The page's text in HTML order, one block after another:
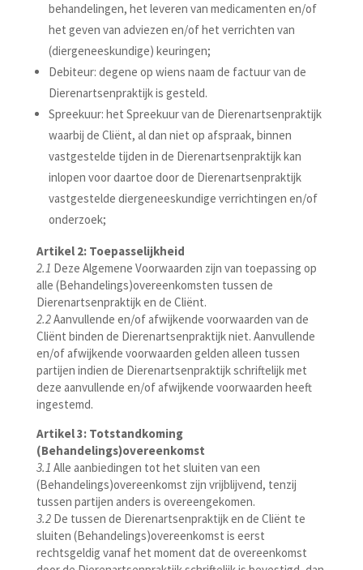
behandelingen, het leveren van medicamenten en/of
het geven van adviezen en/of het verrichten van
(diergeneeskundige) keuringen;
Debiteur: degene op wiens naam de factuur van de
Dierenartsenpraktijk is gesteld.
Spreekuur: het Spreekuur van de Dierenartsenpraktijk
waarbij de Cliënt, al dan niet op afspraak, binnen
vastgestelde tijden in de Dierenartsenpraktijk kan
inlopen voor daartoe door de Dierenartsenpraktijk
vastgestelde diergeneeskundige verrichtingen en/of
onderzoek;
Artikel 2: Toepasselijkheid
2.1 Deze Algemene Voorwaarden zijn van toepassing op
alle (Behandelings)overeenkomsten tussen de
Dierenartsenpraktijk en de Cliënt.
2.2Aanvullende en/of afwijkende voorwaarden van de
Cliënt binden de Dierenartsenpraktijk niet. Aanvullende
en/of afwijkende voorwaarden gelden alleen tussen
partijen indien de Dierenartsenpraktijk schriftelijk met
deze aanvullende en/of afwijkende voorwaarden heeft
ingestemd.
Artikel 3: Totstandkoming
(Behandelings)overeenkomst
3.1 Alle aanbiedingen tot het sluiten van een
(Behandelings)overeenkomst zijn vrijblijvend, tenzij
tussen partijen anders is overeengekomen.
3.2De tussen de Dierenartsenpraktijk en de Cliënt te
sluiten (Behandelings)overeenkomst is eerst
rechtsgeldig vanaf het moment dat de overeenkomst